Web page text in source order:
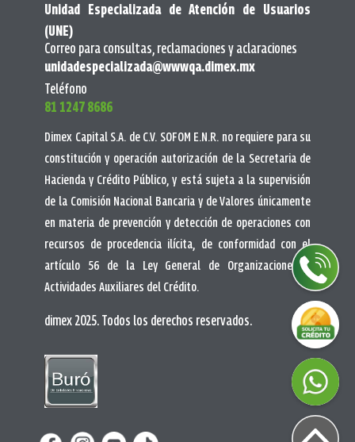
Unidad Especializada de Atención de Usuarios
(UNE)
Correo para consultas, reclamaciones y aclaraciones
unidadespecializada@wwwqa.dimex.mx
Teléfono
81 1247 8686
Dimex Capital S.A. de C.V. SOFOM E.N.R. no requiere para su
constitución y operación autorización de la Secretaria de
Hacienda y Crédito Público, y está sujeta a la supervisión
de la Comisión Nacional Bancaria y de Valores únicamente
en materia de prevención y detección de operaciones con
recursos de procedencia ilícita, de conformidad con el
artículo 56 de la Ley General de Organizaciones y
Actividades Auxiliares del Crédito.
dimex 2025. Todos los derechos reservados.